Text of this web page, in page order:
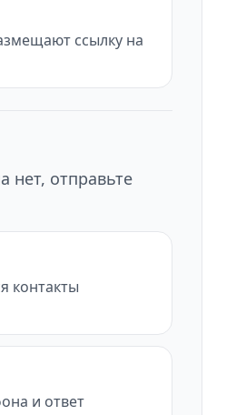
ссылку на
нет, отправьте
контакты
и ответ